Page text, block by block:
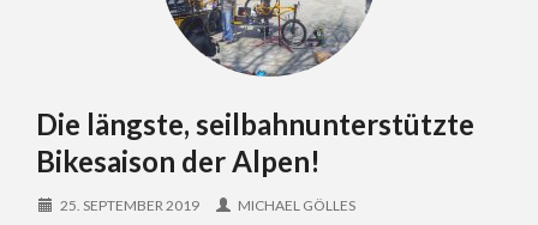
Die längste, seilbahnunterstützte
Bikesaison der Alpen!
25. SEPTEMBER 2019 MICHAEL GÖLLES